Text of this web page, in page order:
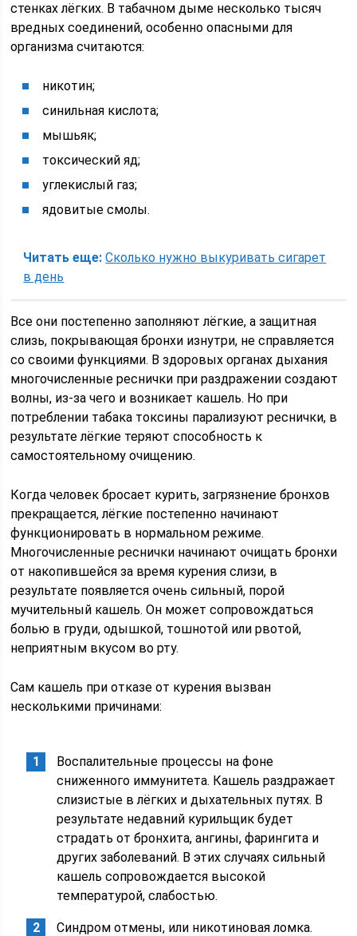
стенках лёгких. В табачном дыме несколько тысяч
вредных соединений, особенно опасными для
организма считаются:
никотин;
синильная кислота;
мышьяк;
токсический яд;
углекислый газ;
ядовитые смолы.
Читать еще: Сколько нужно выкуривать сигарет
в день
Все они постепенно заполняют лёгкие, а защитная
слизь, покрывающая бронхи изнутри, не справляется
со своими функциями. В здоровых органах дыхания
многочисленные реснички при раздражении создают
волны, из-за чего и возникает кашель. Но при
потреблении табака токсины парализуют реснички, в
результате лёгкие теряют способность к
самостоятельному очищению.
Когда человек бросает курить, загрязнение бронхов
прекращается, лёгкие постепенно начинают
функционировать в нормальном режиме.
Многочисленные реснички начинают очищать бронхи
от накопившейся за время курения слизи, в
результате появляется очень сильный, порой
мучительный кашель. Он может сопровождаться
болью в груди, одышкой, тошнотой или рвотой,
неприятным вкусом во рту.
Сам кашель при отказе от курения вызван
несколькими причинами:
Воспалительные процессы на фоне
сниженного иммунитета. Кашель раздражает
слизистые в лёгких и дыхательных путях. В
результате недавний курильщик будет
страдать от бронхита, ангины, фарингита и
других заболеваний. В этих случаях сильный
кашель сопровождается высокой
температурой, слабостью.
Синдром отмены, или никотиновая ломка.